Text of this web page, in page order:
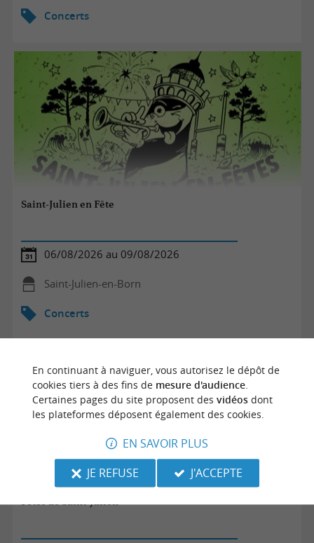
Concerts
Saint-Julien en Fête
06/08/2026 au 09/08/2026
Saint-Julien-en-Born
Concerts
Fêtes de Saint-Julien
En continuant à naviguer, vous autorisez le dépôt de
cookies tiers à des fins de mesure d'audience.
Certaines pages du site proposent des vidéosdont
les plateformes déposent également des cookies.
EN SAVOIR PLUS
JE REFUSE
J'ACCEPTE